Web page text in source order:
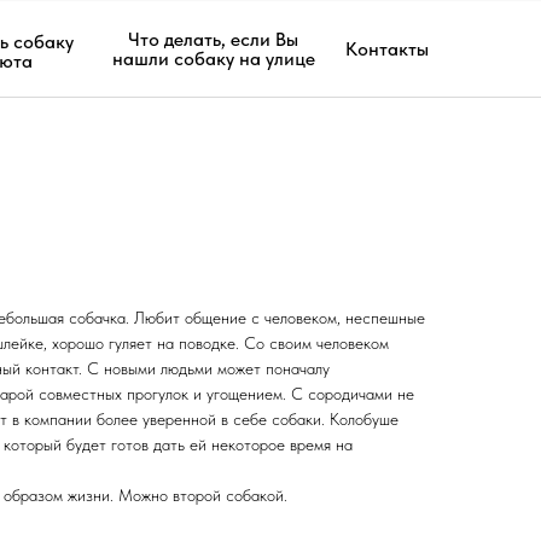
собаку
Что делать, если Вы
нашли собаку на улице
Контакты
собачка. Любит общение с человеком, неспешные
хорошо гуляет на поводке. Со своим человеком
контакт. С новыми людьми может поначалу
совместных прогулок и угощением. С сородичами не
в компании более уверенной в себе собаки. Колобуше
будет готов дать ей некоторое время на
жизни. Можно второй собакой.